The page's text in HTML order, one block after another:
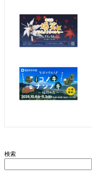
検索